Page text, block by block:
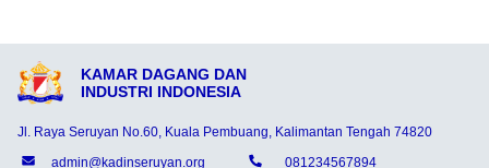
KAMAR DAGANG DAN
INDUSTRI INDONESIA
Jl. Raya Seruyan No.60, Kuala Pembuang, Kalimantan Tengah 74820
admin@kadinseruyan.org
081234567894